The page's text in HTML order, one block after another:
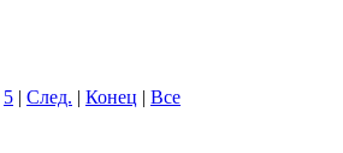
5 | След. | Конец | Все